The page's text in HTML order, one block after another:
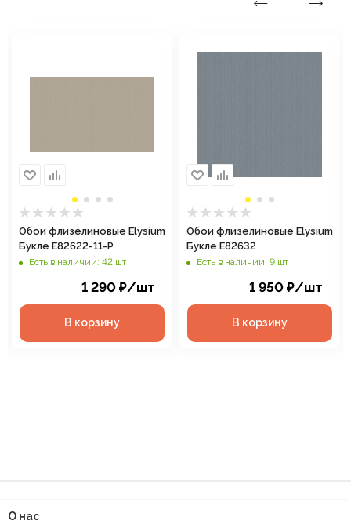
Обои флизелиновые Elysium
Букле Е82622-11-Р
Есть в наличии: 42 шт
1 290 ₽/шт
В корзину
Обои флизелиновые Elysium
Букле Е82632
Есть в наличии: 9 шт
1 950 ₽/шт
В корзину
О нас